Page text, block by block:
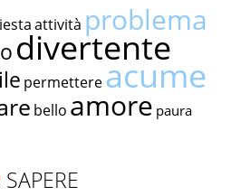
attività problema
divertente
permettereacume
bello amore paura
SAPERE